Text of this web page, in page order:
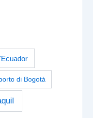
di Bogotà